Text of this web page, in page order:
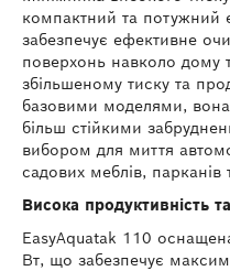
компактний та потужний
забезпечує ефективне
поверхонь навколо дому
збільшеному тиску та
базовими моделями, вона
більш стійкими
вибором для миття
садових меблів,
Висока продуктивність
EasyAquatak 110
Вт, що забезпечує